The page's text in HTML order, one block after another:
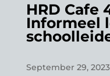
HRD Cafe
Informeel
September 29, 2023